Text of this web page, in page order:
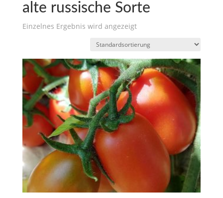
alte russische Sorte
Einzelnes Ergebnis wird angezeigt